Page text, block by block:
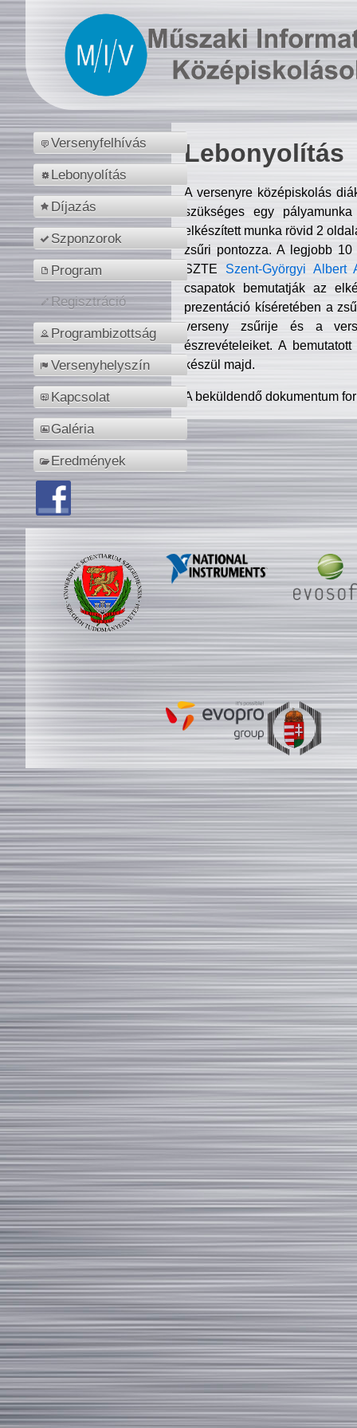
Versenyfelhívás
Lebonyolítás
Díjazás
Szponzorok
Program
Regisztráció
Programbizottság
Versenyhelyszín
Kapcsolat
Galéria
Eredmények
Lebonyolítás
A versenyre középiskolás
szükséges egy
elkészített munka rövid 2
zsűri pontozza. A legjobb
SZTE Szent-Györgyi Albert
csapatok bemutatják az
prezentáció kíséretében a
verseny zsűrije és a
észrevételeiket. A
készül majd.
A beküldendő dokumentum